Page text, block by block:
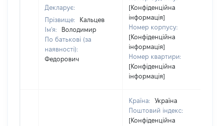
Декларує:
Прізвище:
Кальцев
Ім'я:
Володимир
По батькові (за
наявності):
Федорович
[Конфіденційна
інформація]
Номер корпусу:
[Конфіденційна
інформація]
Номер квартири:
[Конфіденційна
інформація]
Країна:
Україна
Поштовий індекс:
[Конфіденційна